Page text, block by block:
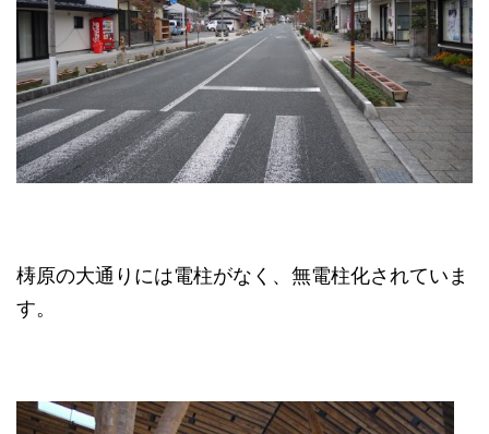
梼原の大通りには電柱がなく、無電柱化されていま
す。